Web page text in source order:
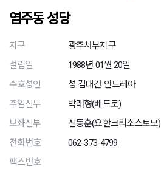
염주동 성당
지구
광주서부지구
설립일
1988년 01월 20일
수호성인
성 김대건 안드레아
주임신부
박래형(베드로)
보좌신부
신동훈(요한크리소스토모)
전화번호
062-373-4799
팩스번호